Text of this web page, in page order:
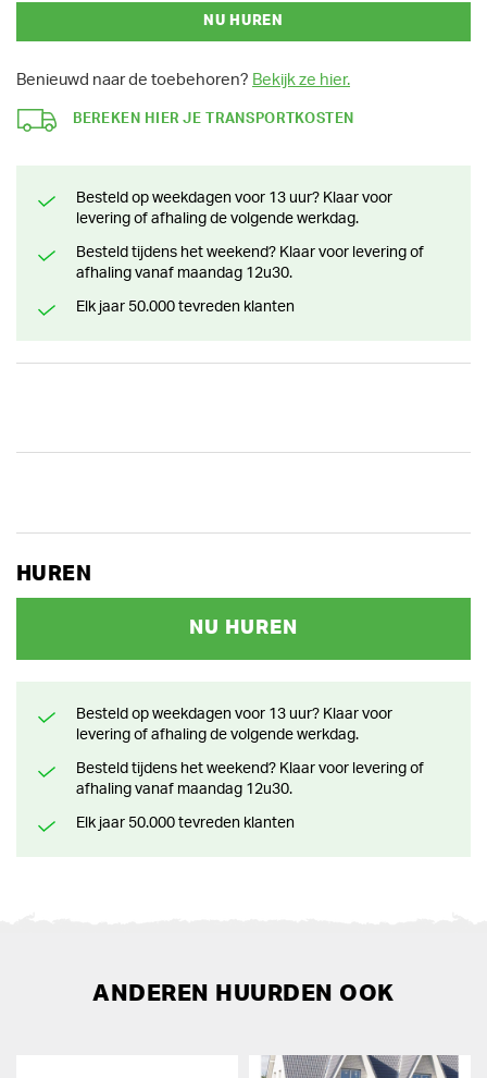
NU HUREN
Benieuwd naar de toebehoren? Bekijk ze hier.
BEREKEN HIER JE TRANSPORTKOSTEN
Besteld op weekdagen voor 13 uur? Klaar voor
levering of afhaling de volgende werkdag.
Besteld tijdens het weekend? Klaar voor levering of
afhaling vanaf maandag 12u30.
Elk jaar 50.000 tevreden klanten
HUREN
NU HUREN
Besteld op weekdagen voor 13 uur? Klaar voor
levering of afhaling de volgende werkdag.
Besteld tijdens het weekend? Klaar voor levering of
afhaling vanaf maandag 12u30.
Elk jaar 50.000 tevreden klanten
ANDEREN HUURDEN OOK